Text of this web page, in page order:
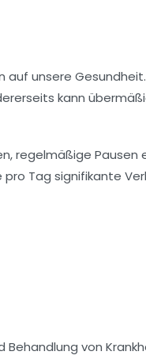
auf unsere Gesundheit
kann
, regelmäßige Pausen
Tag signifikante
Behandlung von